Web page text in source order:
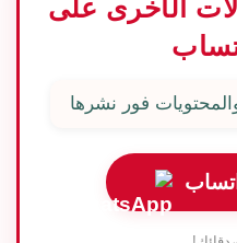
الأخرى على
فور نشرها